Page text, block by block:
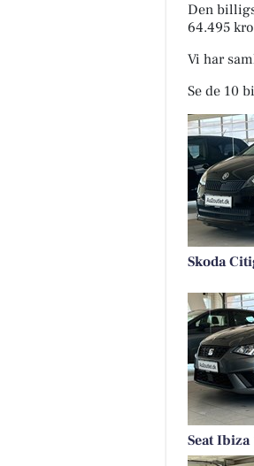
Den
64.495
Vi har
Se de 10
Skoda
Seat Ibiza